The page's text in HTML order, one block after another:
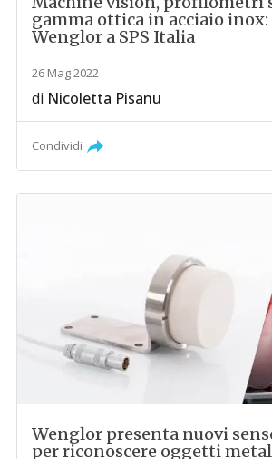
gamma ottica in acciaio
Wenglor a SPS Italia
26 Mag 2022
di Nicoletta Pisanu
Condividi
Wenglor presenta nuovi
per riconoscere oggetti